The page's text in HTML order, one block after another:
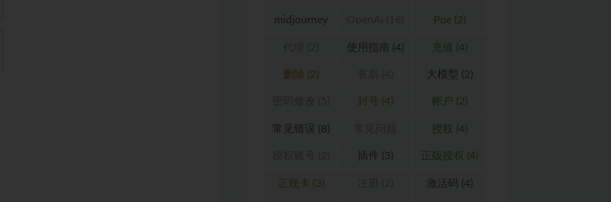
(15)
midjourney Poe (2)
使用指南 (4) 充值 (4)
删除 (2) 大模型 (2)
封号 (4) 帐户 (2)
常见错误 (8)
(16)
授权 (4)
插件 (3) 正版授权 (4)
正规卡 (3) 激活码 (4)